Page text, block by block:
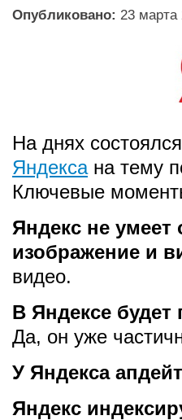
Опубликовано: 23 марта
На днях состоялся
Яндексана тему
Ключевые
Яндекс не умеет
изображение и
видео.
В Яндексе
Да, он уже
У Яндекса
Яндекс